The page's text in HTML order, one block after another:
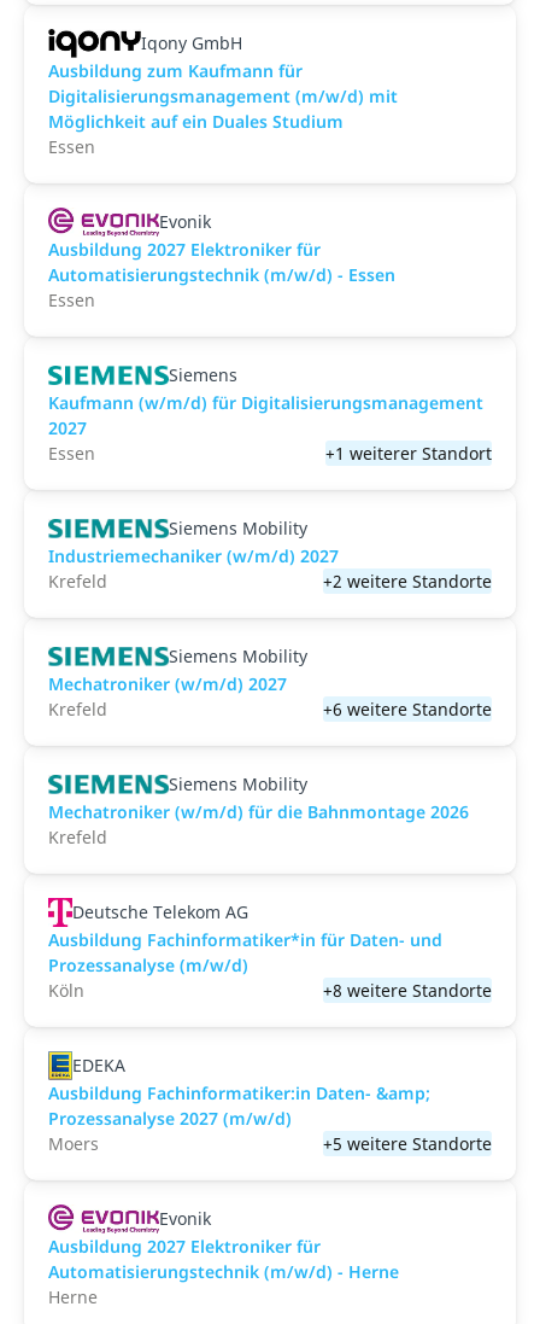
Iqony GmbH
Ausbildung zum Kaufmann für
Digitalisierungsmanagement (m/w/d) mit
Möglichkeit auf ein Duales Studium
Essen
Evonik
Ausbildung 2027 Elektroniker für
Automatisierungstechnik (m/w/d) - Essen
Essen
Siemens
Kaufmann (w/m/d) für Digitalisierungsmanagement
2027
Essen
+1 weiterer Standort
Siemens Mobility
Industriemechaniker (w/m/d) 2027
Krefeld
+2 weitere Standorte
Siemens Mobility
Mechatroniker (w/m/d) 2027
Krefeld
+6 weitere Standorte
Siemens Mobility
Mechatroniker (w/m/d) für die Bahnmontage 2026
Krefeld
Deutsche Telekom AG
Ausbildung Fachinformatiker*in für Daten- und
Prozessanalyse (m/w/d)
Köln
+8 weitere Standorte
EDEKA
Ausbildung Fachinformatiker:in Daten- &amp;
Prozessanalyse 2027 (m/w/d)
Moers
+5 weitere Standorte
Evonik
Ausbildung 2027 Elektroniker für
Automatisierungstechnik (m/w/d) - Herne
Herne